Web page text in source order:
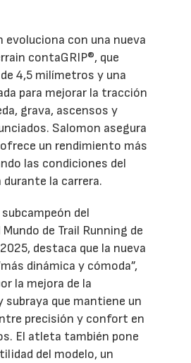
evoluciona con una nueva
contaGRIP®, que
4,5 milímetros y una
para mejorar la tracción
grava, ascensos y
Salomon asegura
un rendimiento más
las condiciones del
la carrera.
del
de Trail Running de
destaca que la nueva
dinámica y cómoda”,
la mejora de la
subraya que mantiene un
precisión y confort en
El atleta también pone
del modelo, un